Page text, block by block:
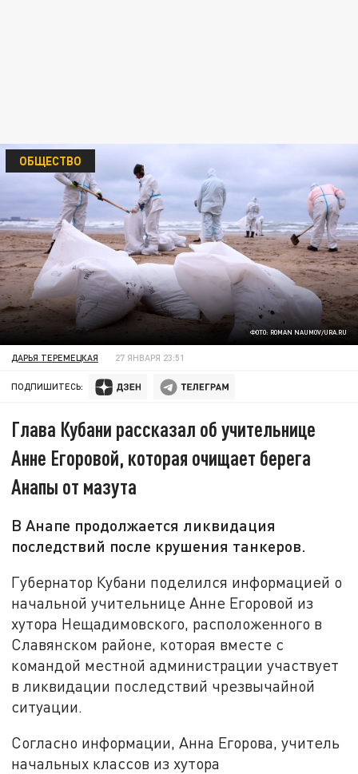
ФОТО: ROMAN NAUMOV/URA.RU
ОБЩЕСТВО
ДАРЬЯ ТЕРЕМЕЦКАЯ 27 ЯНВАРЯ 23:51
ПОДПИШИТЕСЬ:
Глава Кубани рассказал об учительнице
Анне Егоровой, которая очищает берега
Анапы от мазута
В Анапе продолжается ликвидация
последствий после крушения танкеров.
Губернатор Кубани поделился информацией о
начальной учительнице Анне Егоровой из
хутора Нещадимовского, расположенного в
Славянском районе, которая вместе с
командой местной администрации участвует
в ликвидации последствий чрезвычайной
ситуации.
Согласно информации, Анна Егорова, учитель
начальных классов из хутора